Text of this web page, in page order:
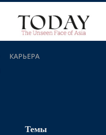
КАРЬЕРА
Темы